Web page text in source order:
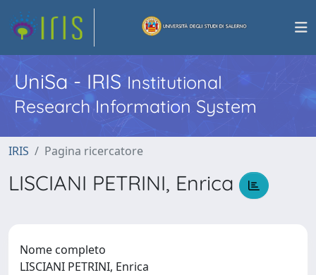
UniSa - IRISInstitutional
Research Information System
IRIS Pagina ricercatore
LISCIANI PETRINI, Enrica
Nome completo
LISCIANI PETRINI, Enrica